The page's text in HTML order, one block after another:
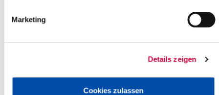
Marketing
Details zeigen
Cookies zulassen
Ev.-Luth. Kirchengemeinde Wilster